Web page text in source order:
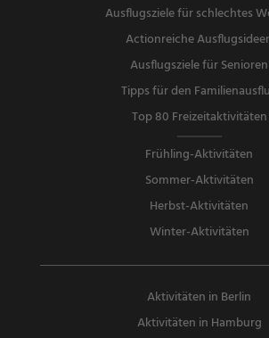
Ausflugsziele für schlechtes
Actionreiche
Ausflugsziele für Senioren
Tipps für den
Top 80 Freizeitaktivitäten
Frühling-Aktivitäten
Sommer-Aktivitäten
Herbst-Aktivitäten
Winter-Aktivitäten
Aktivitäten in Berlin
Aktivitäten in Hamburg